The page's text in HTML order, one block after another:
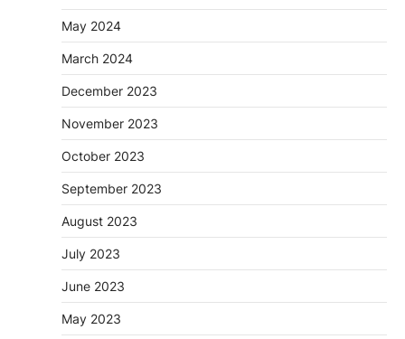
May 2024
March 2024
December 2023
November 2023
October 2023
September 2023
August 2023
July 2023
June 2023
May 2023